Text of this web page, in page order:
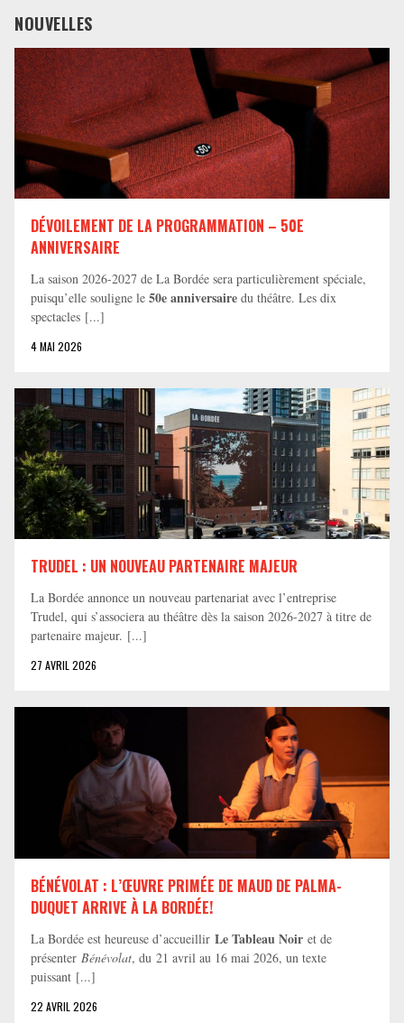
NOUVELLES
DÉVOILEMENT DE LA PROGRAMMATION – 50E
ANNIVERSAIRE
La saison 2026-2027 de La Bordée sera particulièrement spéciale,
puisqu’elle souligne le 50e anniversaire du théâtre. Les dix
spectacles [...]
4 MAI 2026
TRUDEL : UN NOUVEAU PARTENAIRE MAJEUR
La Bordée annonce un nouveau partenariat avec l’entreprise
Trudel, qui s’associera au théâtre dès la saison 2026-2027 à titre de
partenaire majeur. [...]
27 AVRIL 2026
BÉNÉVOLAT : L’ŒUVRE PRIMÉE DE MAUD DE PALMA-
DUQUET ARRIVE À LA BORDÉE!
La Bordée est heureuse d’accueillir Le Tableau Noir et de
présenter Bénévolat, du 21 avril au 16 mai 2026, un texte
puissant [...]
22 AVRIL 2026